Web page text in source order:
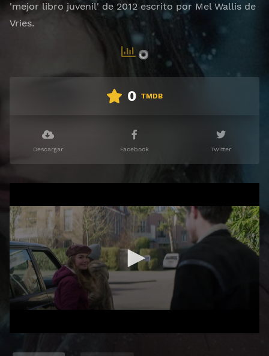
'mejor libro juvenil' de 2012 escrito por Mel Wallis de
Vries.
0 TMDB
Descargar Facebook Twitter